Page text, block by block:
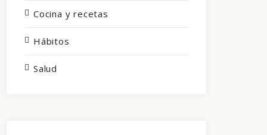
Cocina y recetas
Hábitos
Salud